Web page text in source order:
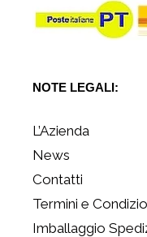
NOTE LEGALI:
L’Azienda
News
Contatti
Termini e
Imballaggio